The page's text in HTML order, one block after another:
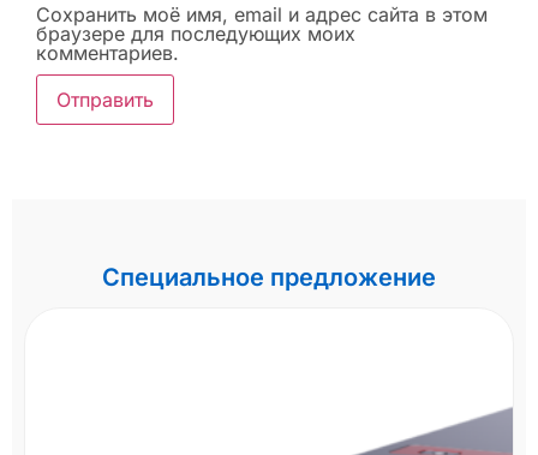
Сохранить моё имя, email и адрес сайта в этом
браузере для последующих моих
комментариев.
Специальное предложение